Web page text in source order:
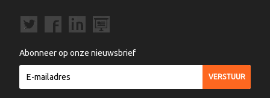
Abonneer op onze nieuwsbrief